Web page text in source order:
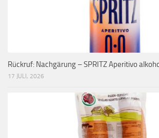
Rückruf: Nachgärung – SPRITZ Aperitivo
17 JULI, 2026